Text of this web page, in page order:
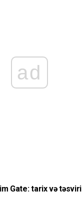
ad
Gate: tarix və təsviri